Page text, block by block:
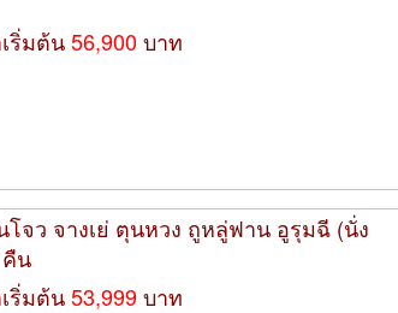
ริ่มต้น56,900บาท
จว จางเย่ ตุนหวง ถูหลู่ฟาน อูรุมฉี (นั่ง
คืน
ริ่มต้น53,999บาท